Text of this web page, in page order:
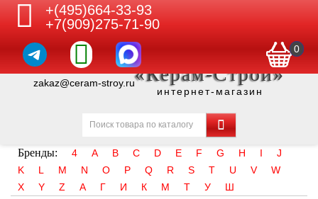
+(495)664-33-93
+7(909)275-71-90
0
zakaz@ceram-stroy.ru«Керам-Строй»
интернет-магазин
Бренды: 4 A B C D E F G H I
J
K
L M N O P Q R S T U V
W
X
Y Z А Г И К М Т У Ш